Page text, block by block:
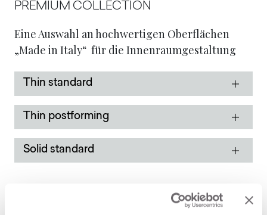
PREMIUM COLLECTION
Eine Auswahl an hochwertigen Oberflächen
„Made in Italy“ für die Innenraumgestaltung
Thin standard
Thin postforming
Solid standard